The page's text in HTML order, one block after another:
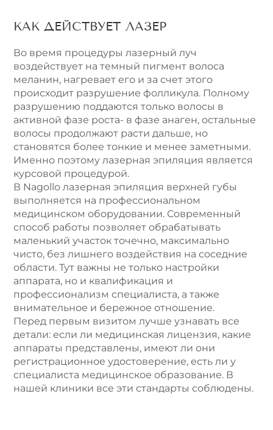
КАК ДЕЙСТВУЕТ ЛАЗЕР
Во время процедуры лазерный луч
воздействует на темный пигмент волоса
меланин, нагревает его и за счет этого
происходит разрушение фолликула. Полному
разрушению поддаются только волосы в
активной фазе роста- в фазе анаген, остальные
волосы продолжают расти дальше, но
становятся более тонкие и менее заметными.
Именно поэтому лазерная эпиляция является
курсовой процедурой.
В Nagollo лазерная эпиляция верхней губы
выполняется на профессиональном
медицинском оборудовании. Современный
способ работы позволяет обрабатывать
маленький участок точечно, максимально
чисто, без лишнего воздействия на соседние
области. Тут важны не только настройки
аппарата, но и квалификация и
профессионализм специалиста, а также
внимательное и бережное отношение.
Перед первым визитом лучше узнавать все
детали: если ли медицинская лицензия, какие
аппараты представлены, имеют ли они
регистрационное удостоверение, есть ли у
специалиста медицинское образование. В
нашей клиники все эти стандарты соблюдены.